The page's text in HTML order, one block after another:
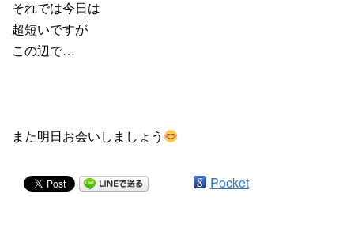
それでは今日は
超短いですが
この辺で…
また明日お会いしましょう
Pocket